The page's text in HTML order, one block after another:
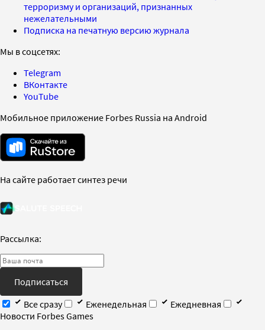
терроризму и организаций, признанных
нежелательными
Подписка на печатную версию журнала
Мы в соцсетях:
Telegram
ВКонтакте
YouTube
Мобильное приложение Forbes Russia на Android
На сайте работает синтез речи
Рассылка:
Подписаться
Все сразу
Еженедельная
Ежедневная
Новости Forbes Games